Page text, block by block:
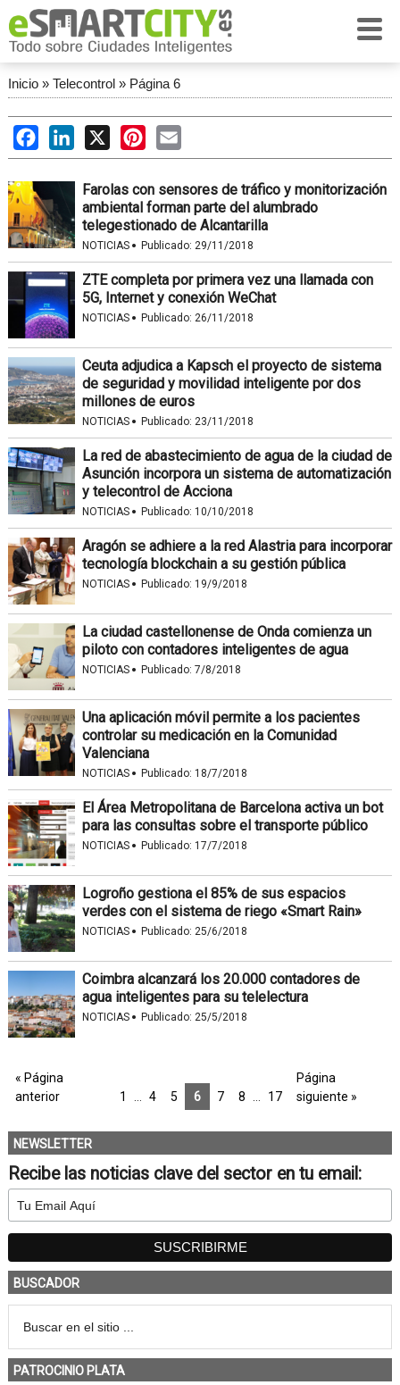
Inicio» Telecontrol» Página 6
FacebookLinkedIn
X PinterestEmail
Farolas con sensores de tráfico y monitorización
ambiental forman parte del alumbrado
telegestionado de Alcantarilla
NOTICIAS · Publicado: 29/11/2018
ZTE completa por primera vez una llamada con
5G, Internet y conexión WeChat
NOTICIAS · Publicado: 26/11/2018
Ceuta adjudica a Kapsch el proyecto de sistema
de seguridad y movilidad inteligente por dos
millones de euros
NOTICIAS · Publicado: 23/11/2018
La red de abastecimiento de agua de la ciudad de
Asunción incorpora un sistema de automatización
y telecontrol de Acciona
NOTICIAS · Publicado: 10/10/2018
Aragón se adhiere a la red Alastria para incorporar
tecnología blockchain a su gestión pública
NOTICIAS · Publicado: 19/9/2018
La ciudad castellonense de Onda comienza un
piloto con contadores inteligentes de agua
NOTICIAS · Publicado: 7/8/2018
Una aplicación móvil permite a los pacientes
controlar su medicación en la Comunidad
Valenciana
NOTICIAS · Publicado: 18/7/2018
El Área Metropolitana de Barcelona activa un bot
para las consultas sobre el transporte público
NOTICIAS · Publicado: 17/7/2018
Logroño gestiona el 85% de sus espacios
verdes con el sistema de riego «Smart Rain»
NOTICIAS · Publicado: 25/6/2018
Coimbra alcanzará los 20.000 contadores de
agua inteligentes para su telelectura
NOTICIAS · Publicado: 25/5/2018
« Página
anterior
1 4 5 6 7 8 17
Página
siguiente »
NEWSLETTER
Recibe las noticias clave del sector en tu email:
BUSCADOR
PATROCINIO PLATA